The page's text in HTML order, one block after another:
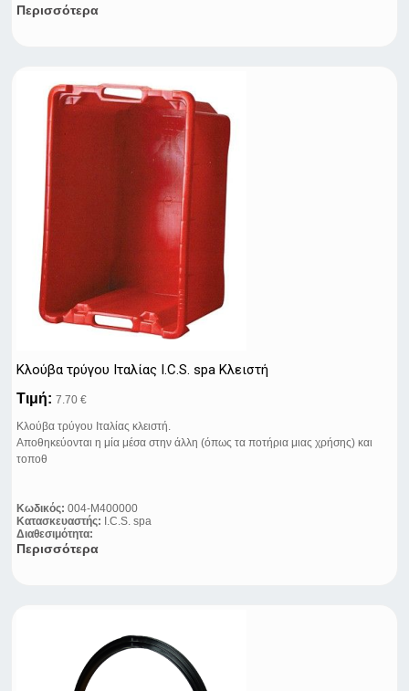
Περισσότερα
Κλούβα τρύγου Ιταλίας I.C.S. spa Κλειστή
Τιμή: 7.70 €
Κλούβα τρύγου Ιταλίας κλειστή.
Αποθηκεύονται η μία μέσα στην άλλη (όπως τα ποτήρια μιας χρήσης) και
τοποθ
Κωδικός: 004-M400000
Κατασκευαστής: I.C.S. spa
Διαθεσιμότητα:
Περισσότερα